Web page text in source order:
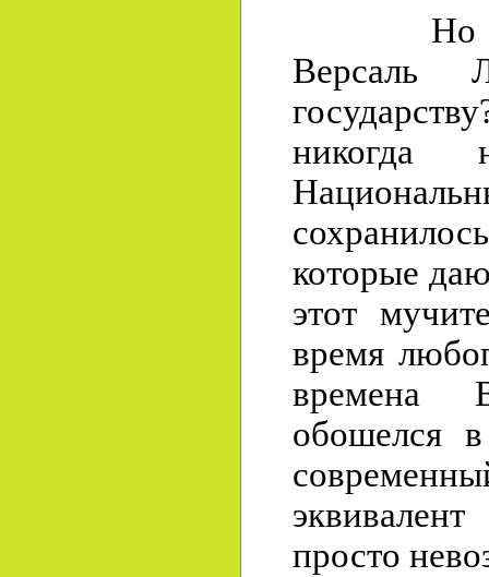
Но во
Версаль
никогда
которые
этот
время
времена
обошелся
просто